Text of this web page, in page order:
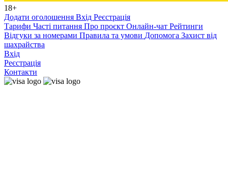
18+
Додати оголошення Вхід Реєстрація
Тарифи Часті питання Про проєкт Онлайн-чат Рейтинги
Відгуки за номерами Правила та умови Допомога Захист від
шахрайства
Вхід
Реєстрація
Контакти